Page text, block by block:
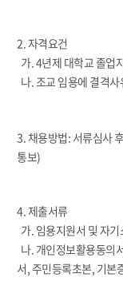
2. 자격요건
가. 4년제 대학교 졸업
나. 조교 임용에 결격
3. 채용방법: 서류심사
통보)
4. 제출서류
가. 임용지원서 및 자
나. 개인정보활용동의
서, 주민등록초본, 기본